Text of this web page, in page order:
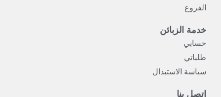
الفروع
خدمة الزبائن
حسابي
طلباتي
سياسة الاستبدال
اتصل بنا